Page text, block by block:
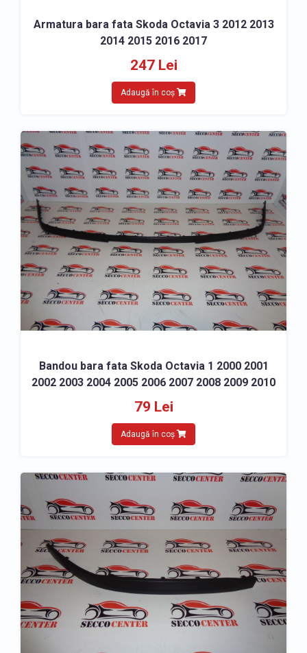
Armatura bara fata Skoda Octavia 3 2012 2013
2014 2015 2016 2017
247 Lei
Adaugă în coș
Bandou bara fata Skoda Octavia 1 2000 2001
2002 2003 2004 2005 2006 2007 2008 2009 2010
79 Lei
Adaugă în coș